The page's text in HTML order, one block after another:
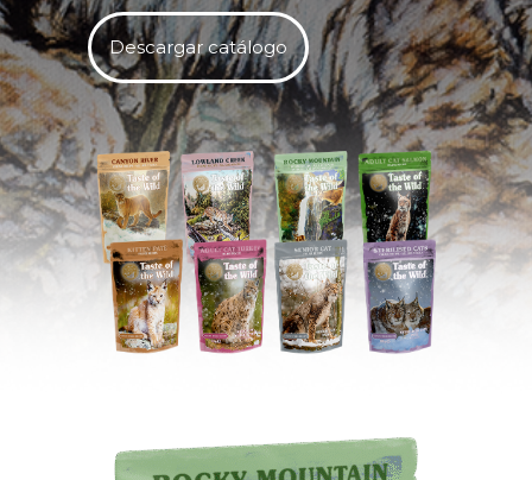
Descargar catálogo